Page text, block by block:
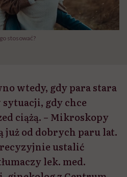
stosować?
wtedy, gdy para stara
gdy chce
ciążą. – Mikroskopy
już od dobrych paru lat.
ustalić
lek. med.